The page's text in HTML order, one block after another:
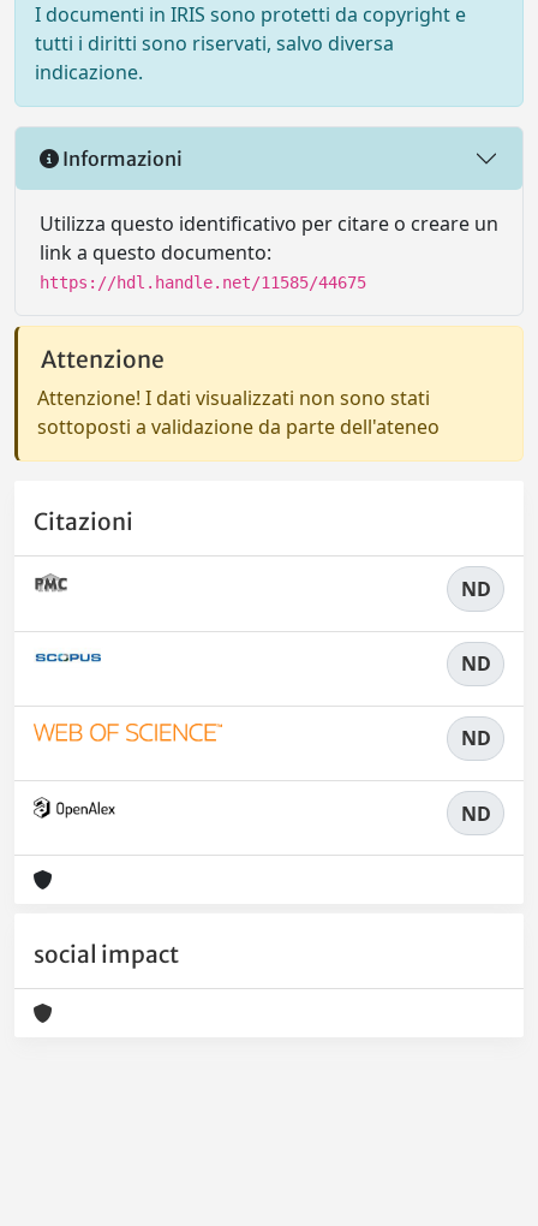
I documenti in IRIS sono protetti da copyright e
tutti i diritti sono riservati, salvo diversa
indicazione.
Informazioni
Utilizza questo identificativo per citare o creare un
link a questo documento:
https://hdl.handle.net/11585/44675
Attenzione
Attenzione! I dati visualizzati non sono stati
sottoposti a validazione da parte dell'ateneo
Citazioni
ND
ND
ND
ND
social impact